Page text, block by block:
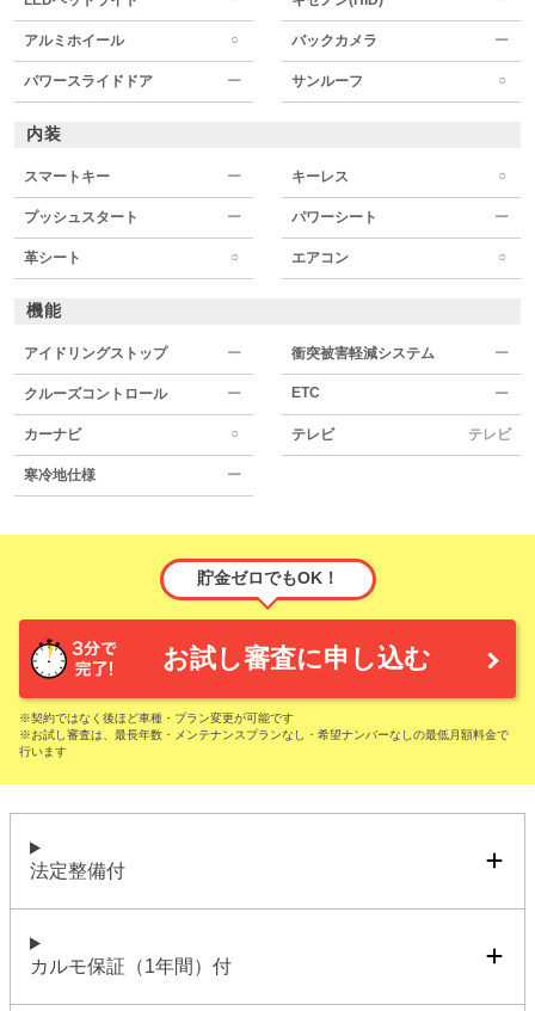
アルミホイール ○ バックカメラ ー
パワースライドドア ー サンルーフ ○
内装
スマートキー ー キーレス ○
プッシュスタート ー パワーシート ー
革シート ○ エアコン ○
機能
アイドリングストップ ー 衝突被害軽減システム ー
クルーズコントロール ー ETC ー
カーナビ ○ テレビ テレビ
寒冷地仕様 ー
貯金ゼロでもOK！
お試し審査に申し込む
※契約ではなく後ほど車種・プラン変更が可能です
※お試し審査は、最長年数・メンテナンスプランなし・希望ナンバーなしの最低月額料金で
行います
法定整備付
カルモ保証（1年間）付